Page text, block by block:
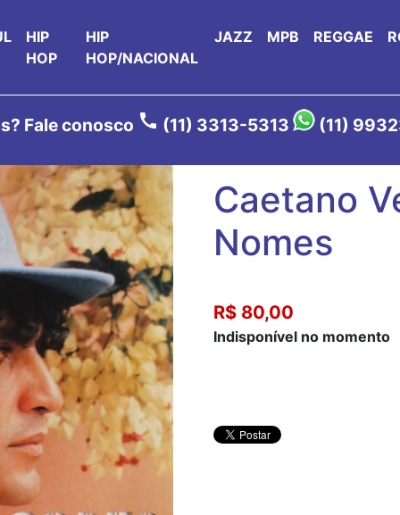
HIP
HOP
HIP
HOP/NACIONAL
JAZZ MPB REGGAE
Fale conosco call (11) 3313-5313 (11)
Caetano
Nomes
R$ 80,00
Indisponível no momento